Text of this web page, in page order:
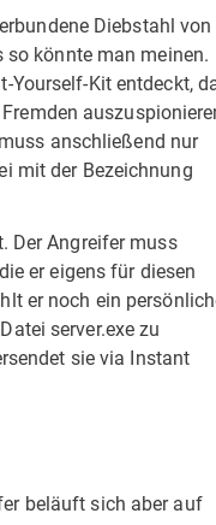
Diebstahl von
könnte man meinen.
Yourself-Kit entdeckt,
anschließend nur
mit der Bezeichnung
Der Angreifer muss
er eigens für diesen
er noch ein
server.exe zu
sie via Instant
beläuft sich aber auf